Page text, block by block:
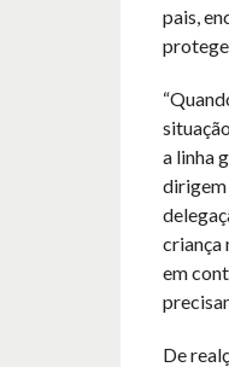
pais,
a linha
dirigem
criança
em
De